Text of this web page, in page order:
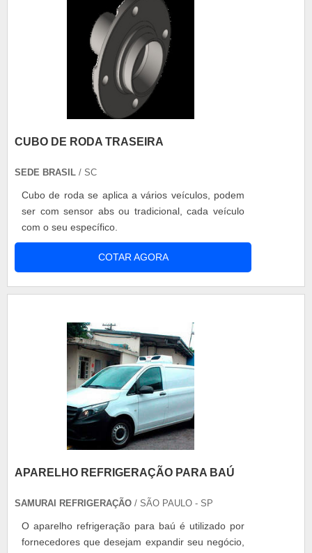
CUBO DE RODA TRASEIRA
SEDE BRASIL / SC
Cubo de roda se aplica a vários veículos, podem
ser com sensor abs ou tradicional, cada veículo
com o seu específico.
COTAR AGORA
APARELHO REFRIGERAÇÃO PARA BAÚ
SAMURAI REFRIGERAÇÃO / SÃO PAULO - SP
O aparelho refrigeração para baú é utilizado por
fornecedores que desejam expandir seu negócio,